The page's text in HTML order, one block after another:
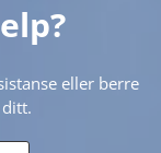
eller berre